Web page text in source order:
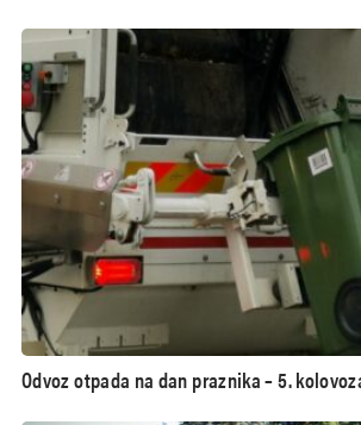
Odvoz otpada na dan praznika – 5.